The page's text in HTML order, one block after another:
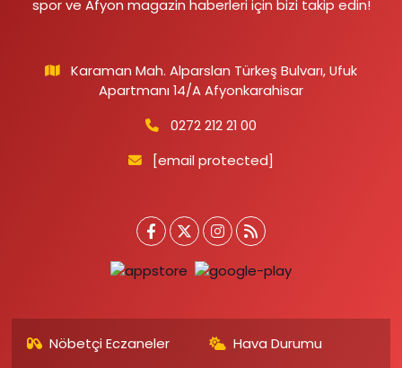
spor ve Afyon magazin haberleri için bizi takip edin!
Karaman Mah. Alparslan Türkeş Bulvarı, Ufuk
Apartmanı 14/A Afyonkarahisar
0272 212 21 00
[email protected]
Nöbetçi Eczaneler
Hava Durumu